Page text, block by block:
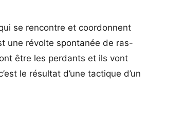
se rencontre et coordonnent
une révolte spontanée de ras-
être les perdants et ils vont
le résultat d’une tactique d’un